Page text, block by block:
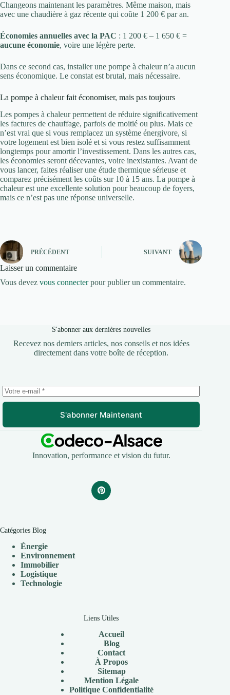
Changeons maintenant les paramètres. Même maison, mais
avec une chaudière à gaz récente qui coûte 1 200 € par an.
Économies annuelles avec la PAC : 1 200 € – 1 650 € =
aucune économie, voire une légère perte.
Dans ce second cas, installer une pompe à chaleur n’a aucun
sens économique. Le constat est brutal, mais nécessaire.
La pompe à chaleur fait économiser, mais pas toujours
Les pompes à chaleur permettent de réduire significativement
les factures de chauffage, parfois de moitié ou plus. Mais ce
n’est vrai que si vous remplacez un système énergivore, si
votre logement est bien isolé et si vous restez suffisamment
longtemps pour amortir l’investissement. Dans les autres cas,
les économies seront décevantes, voire inexistantes. Avant de
vous lancer, faites réaliser une étude thermique sérieuse et
comparez précisément les coûts sur 10 à 15 ans. La pompe à
chaleur est une excellente solution pour beaucoup de foyers,
mais ce n’est pas une réponse universelle.
PRÉCÉDENT SUIVANT
Laisser un commentaire
Vous devez vous connecterpour publier un commentaire.
S'abonner aux dernières nouvelles
Recevez nos derniers articles, nos conseils et nos idées
directement dans votre boîte de réception.
S'abonner Maintenant
Innovation, performance et vision du futur.
Catégories Blog
Énergie
Environnement
Immobilier
Logistique
Technologie
Liens Utiles
Accueil
Blog
Contact
À Propos
Sitemap
Mention Légale
Politique Confidentialité